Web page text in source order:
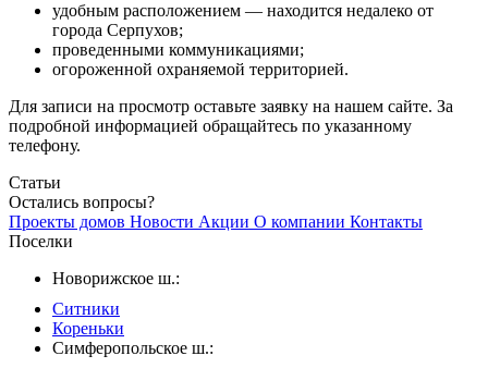
удобным расположением — находится недалеко от
города Серпухов;
проведенными коммуникациями;
огороженной охраняемой территорией.
Для записи на просмотр оставьте заявку на нашем сайте. За
подробной информацией обращайтесь по указанному
телефону.
Статьи
Остались вопросы?
Проекты домов Новости Акции О компании Контакты
Поселки
Новорижское ш.:
Ситники
Кореньки
Симферопольское ш.: